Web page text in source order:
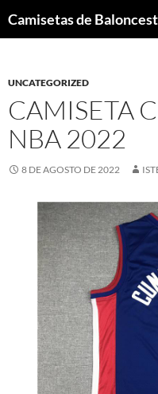
UNCATEGORIZED
CAMISETA
NBA 2022
8 DE AGOSTO DE 2022